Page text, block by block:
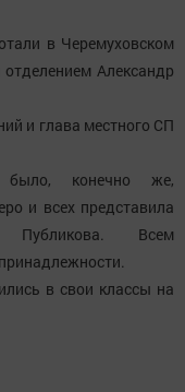
в Черемуховском
Александр
и глава местного СП
конечно же,
и всех представила
Публикова. Всем
в свои классы на